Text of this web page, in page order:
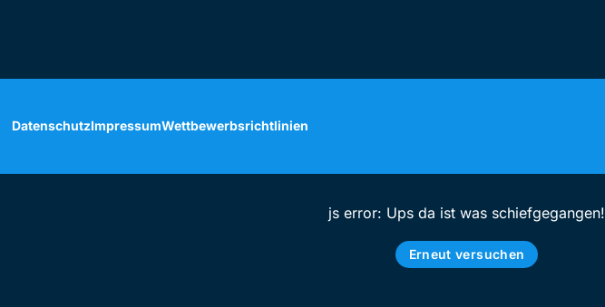
DatenschutzImpressumWettbewerbsrichtlinien
js error: Ups da ist was schiefgegangen!
Erneut versuchen